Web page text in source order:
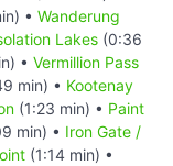
• Wanderung
Lakes (0:36
• Vermillion Pass
min) • Kootenay
(1:23 min) • Paint
min) • Iron Gate /
(1:14 min) •